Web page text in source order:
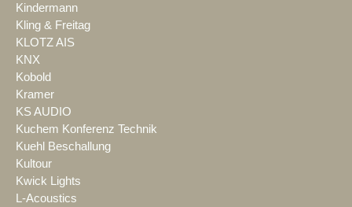
Kindermann
Kling & Freitag
KLOTZ AIS
KNX
Kobold
Kramer
KS AUDIO
Kuchem Konferenz Technik
Kuehl Beschallung
Kultour
Kwick Lights
L-Acoustics